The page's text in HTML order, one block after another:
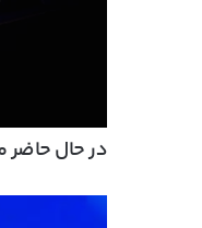
در حال حاضر